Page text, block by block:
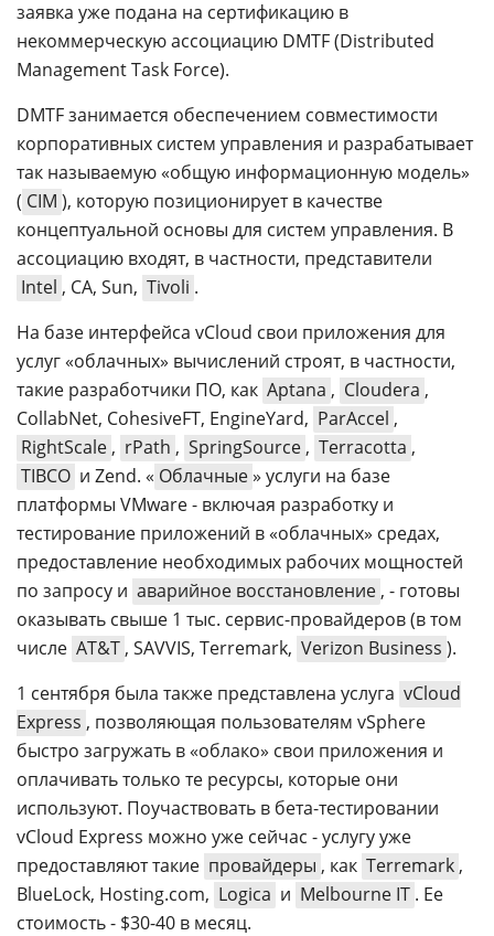
заявка уже подана на сертификацию в
некоммерческую ассоциацию DMTF (Distributed
Management Task Force).
DMTF занимается обеспечением совместимости
корпоративных систем управления и разрабатывает
так называемую «общую информационную модель»
( CIM ), которую позиционирует в качестве
концептуальной основы для систем управления. В
ассоциацию входят, в частности, представители
Intel , CA, Sun, Tivoli .
На базе интерфейса vCloud свои приложения для
услуг «облачных» вычислений строят, в частности,
такие разработчики ПО, как Aptana , Cloudera ,
CollabNet, CohesiveFT, EngineYard, ParAccel ,
RightScale , rPath , SpringSource , Terracotta ,
TIBCO и Zend. « Облачные» услуги на базе
платформы VMware - включая разработку и
тестирование приложений в «облачных» средах,
предоставление необходимых рабочих мощностей
по запросу и аварийное восстановление , - готовы
оказывать свыше 1 тыс. сервис-провайдеров (в том
числе AT&T , SAVVIS, Terremark, Verizon Business ).
1 сентября была также представлена услуга vCloud
Express , позволяющая пользователям vSphere
быстро загружать в «облако» свои приложения и
оплачивать только те ресурсы, которые они
используют. Поучаствовать в бета-тестировании
vCloud Express можно уже сейчас - услугу уже
предоставляют такие провайдеры , как Terremark ,
BlueLock, Hosting.com, Logica и Melbourne IT . Ее
стоимость - $30-40 в месяц.